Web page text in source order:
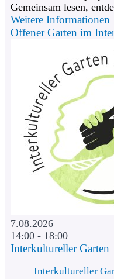
Gemeinsam lesen,
Weitere Informationen
Offener Garten im
7.08.2026
14:00 - 18:00
Interkultureller Garten
Interkultureller